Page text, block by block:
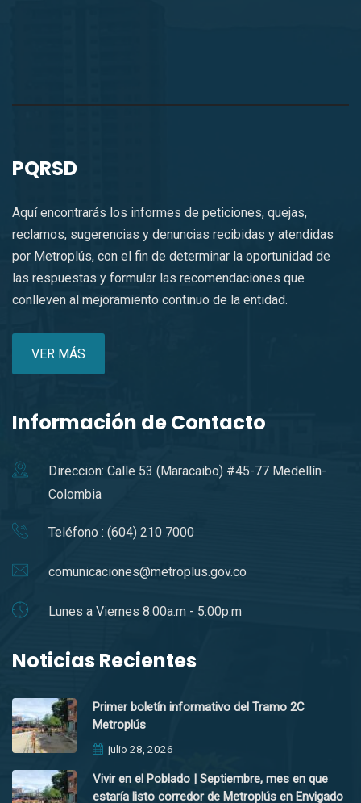
PQRSD
Aquí encontrarás los informes de peticiones, quejas,
reclamos, sugerencias y denuncias recibidas y atendidas
por Metroplús, con el fin de determinar la oportunidad de
las respuestas y formular las recomendaciones que
conlleven al mejoramiento continuo de la entidad.
VER MÁS
Información de Contacto
Direccion: Calle 53 (Maracaibo) #45-77 Medellín-
Colombia
Teléfono : (604) 210 7000
comunicaciones@metroplus.gov.co
Lunes a Viernes 8:00a.m - 5:00p.m
Noticias Recientes
Primer boletín informativo del Tramo 2C
Metroplús
julio 28, 2026
Vivir en el Poblado | Septiembre, mes en que
estaría listo corredor de Metroplús en Envigado